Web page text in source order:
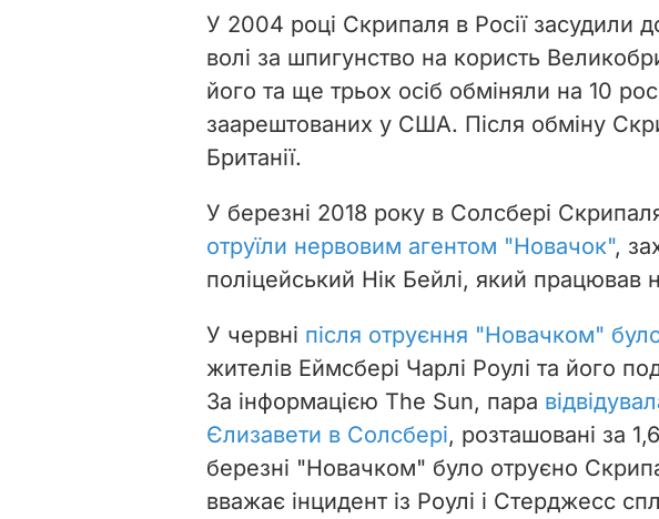
У 2004 році Скрипаля в Росії засудили
волі за шпигунство на користь
його та ще трьох осіб обміняли на 10
заарештованих у США. Після обміну
Британії.
У березні 2018 року в Солсбері
отруїли нервовим агентом "Новачок",
поліцейський Нік Бейлі, який працював
У червні після отруєння "Новачком" було
жителів Еймсбері Чарлі Роулі та його
За інформацією The Sun, пара
Єлизавети в Солсбері, розташовані за
березні "Новачком" було отруєно
вважає інцидент із Роулі і Стерджесс